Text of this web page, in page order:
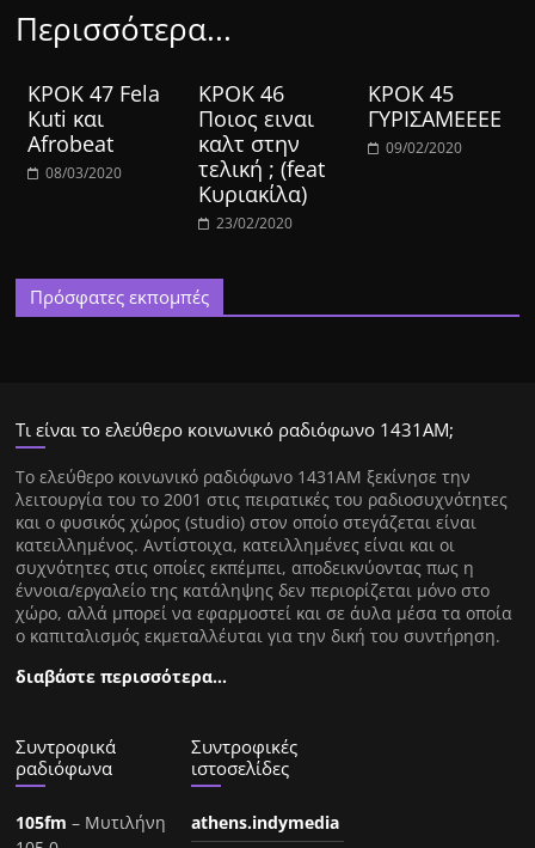
Περισσότερα...
ΚΡΟΚ 47 Fela
Kuti και
Afrobeat
08/03/2020
ΚΡΟΚ 46
Ποιος ειναι
καλτ στην
τελική ; (feat
Κυριακίλα)
23/02/2020
ΚΡΟΚ 45
ΓΥΡΙΣΑΜΕΕΕΕ
09/02/2020
Πρόσφατες εκπομπές
Τι είναι το ελεύθερο κοινωνικό ραδιόφωνο 1431ΑΜ;
Tο ελεύθερο κοινωνικό ραδιόφωνο 1431AM ξεκίνησε την
λειτουργία του το 2001 στις πειρατικές του ραδιοσυχνότητες
και ο φυσικός χώρος (studio) στον οποίο στεγάζεται είναι
κατειλλημένος. Αντίστοιχα, κατειλλημένες είναι και οι
συχνότητες στις οποίες εκπέμπει, αποδεικνύοντας πως η
έννοια/εργαλείο της κατάληψης δεν περιορίζεται μόνο στο
χώρο, αλλά μπορεί να εφαρμοστεί και σε άυλα μέσα τα οποία
ο καπιταλισμός εκμεταλλέυται για την δική του συντήρηση.
διαβάστε περισσότερα…
Συντροφικά
ραδιόφωνα
105fm – Μυτιλήνη
Συντροφικές
ιστοσελίδες
athens.indymedia